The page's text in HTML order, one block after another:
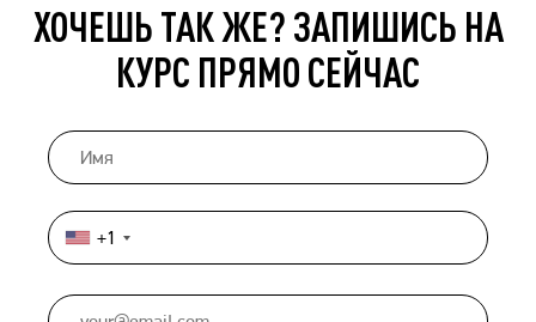
ХОЧЕШЬ ТАК ЖЕ? ЗАПИШИСЬ НА
КУРС ПРЯМО СЕЙЧАС
United
States
+1
+1